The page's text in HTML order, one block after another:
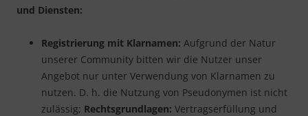
und Diensten:
Registrierung mit Klarnamen: Aufgrund der Natur
unserer Community bitten wir die Nutzer unser
Angebot nur unter Verwendung von Klarnamen zu
nutzen. D. h. die Nutzung von Pseudonymen ist nicht
zulässig; Rechtsgrundlagen: Vertragserfüllung und